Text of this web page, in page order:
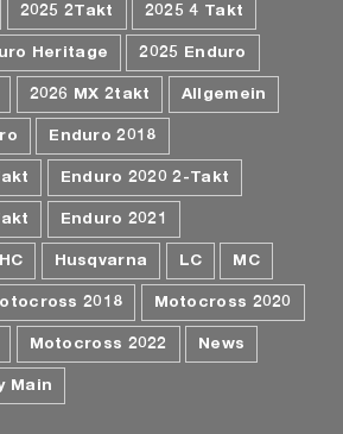
2025 2Takt 2025 4 Takt
Heritage 2025 Enduro
2026 MX 2takt Allgemein
Enduro 2018
Enduro 2020 2-Takt
Enduro 2021
HC Husqvarna LC MC
2018 Motocross 2020
Motocross 2022 News
Main